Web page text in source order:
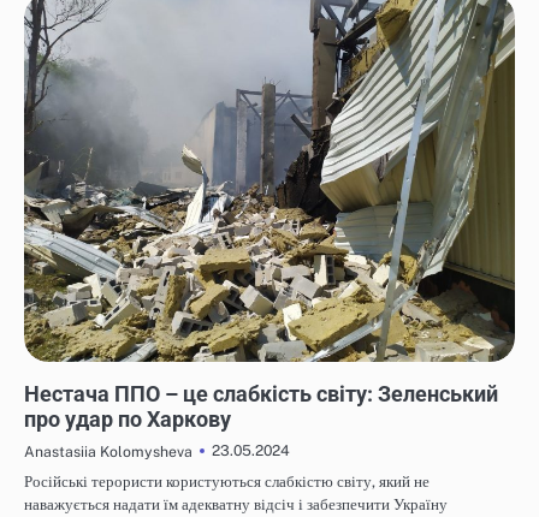
Нестача ППО – це слабкість світу: Зеленський
про удар по Харкову
Anastasiia Kolomysheva
23.05.2024
Російські терористи користуються слабкістю світу, який не
наважується надати їм адекватну відсіч і забезпечити Україну